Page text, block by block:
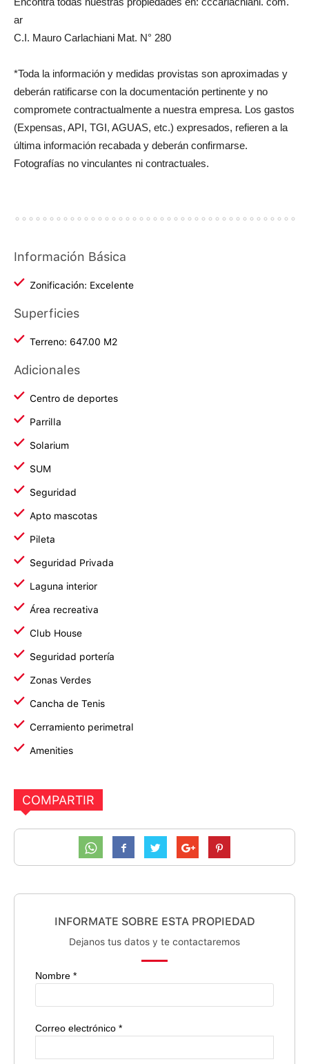
ar
C.I. Mauro Carlachiani Mat. N° 280
*Toda la información y medidas provistas son aproximadas y
deberán ratificarse con la documentación pertinente y no
compromete contractualmente a nuestra empresa. Los gastos
(Expensas, API, TGI, AGUAS, etc.) expresados, refieren a la
última información recabada y deberán confirmarse.
Fotografías no vinculantes ni contractuales.
Información Básica
Zonificación: Excelente
Superficies
Terreno: 647.00 M2
Adicionales
Centro de deportes
Parrilla
Solarium
SUM
Seguridad
Apto mascotas
Pileta
Seguridad Privada
Laguna interior
Área recreativa
Club House
Seguridad portería
Zonas Verdes
Cancha de Tenis
Cerramiento perimetral
Amenities
COMPARTIR
INFORMATE SOBRE ESTA PROPIEDAD
Dejanos tus datos y te contactaremos
Nombre *
Correo electrónico *